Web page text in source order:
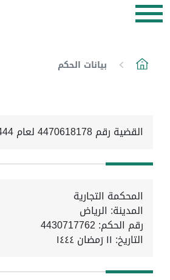
بيانات الحكم
القضية رقم 4470618178 لعام 1444ه
المحكمة التجارية
المدينة: الرياض
رقم الحكم: 4430717762
التاريخ: ١١ رَمضان ١٤٤٤